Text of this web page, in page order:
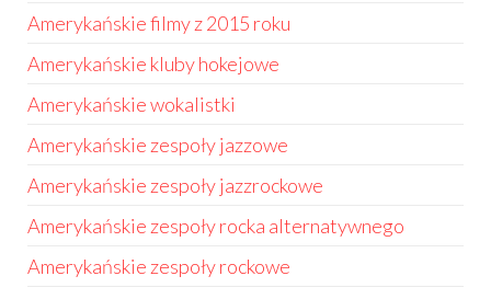
Amerykańskie filmy z 2015 roku
Amerykańskie kluby hokejowe
Amerykańskie wokalistki
Amerykańskie zespoły jazzowe
Amerykańskie zespoły jazzrockowe
Amerykańskie zespoły rocka alternatywnego
Amerykańskie zespoły rockowe